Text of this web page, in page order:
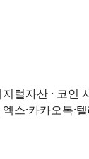
털자산 · 코인
스·카카오톡·